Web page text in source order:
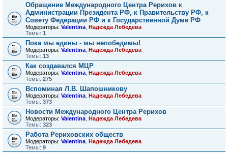
Обращение Международного Центра Рерихов к
Администрации Президента РФ, к Правительству РФ, к
Совету Федерации РФ и к Государственной Думе РФ
Модераторы: Valentina Надежда Лебедева
Темы: 1
Пока мы едины - мы непобедимы!
Модераторы: Valentina Надежда Лебедева
Темы: 13
Как создавался МЦР
Модераторы: Valentina Надежда Лебедева
Темы: 275
Вспоминая Л.В. Шапошникову
Модераторы: Valentina Надежда Лебедева
Темы: 373
Новости Международного Центра Рерихов
Модераторы: Valentina Надежда Лебедева
Темы: 323
Работа Рериховских обществ
Модераторы: Valentina Надежда Лебедева
Темы: 9